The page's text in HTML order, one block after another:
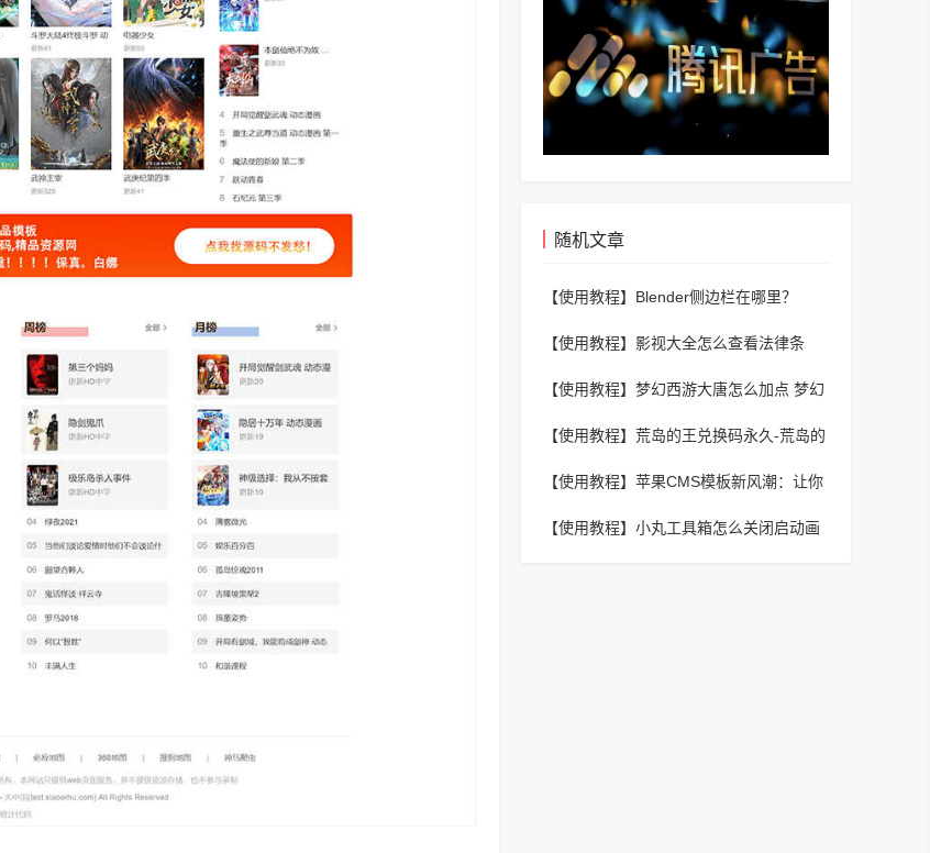
随机文章
【使用教程】 Blender侧边栏在哪里？
【使用教程】 影视大全怎么查看法律条
【使用教程】 梦幻西游大唐怎么加点 梦幻
【使用教程】 荒岛的王兑换码永久-荒岛的
【使用教程】 苹果CMS模板新风潮：让你
【使用教程】 小丸工具箱怎么关闭启动画